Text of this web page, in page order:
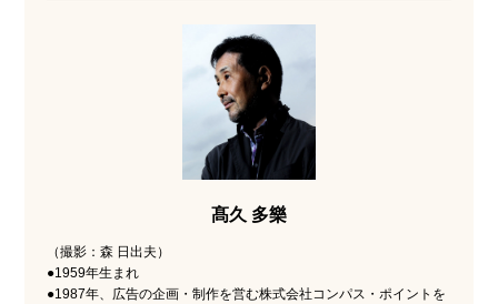
髙久 多樂
（撮影：森 日出夫）
●1959年生まれ
●1987年、広告の企画・制作を営む株式会社コンパス・ポイントを